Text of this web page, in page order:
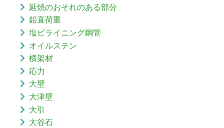
延焼のおそれのある部分
鉛直荷重
塩ビライニング鋼管
オイルステン
横架材
応力
大壁
大津壁
大引
大谷石